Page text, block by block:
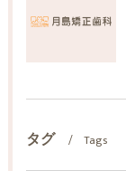
タグ Tags